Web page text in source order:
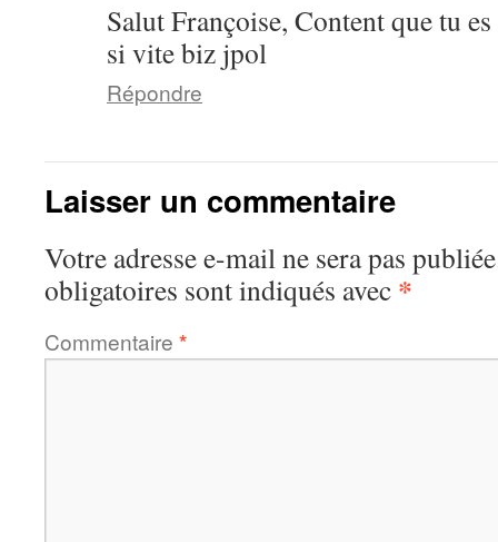
Salut Françoise, Content que tu
si vite biz jpol
Répondre
Laisser un commentaire
Votre adresse e-mail ne sera pas
obligatoires sont indiqués avec *
Commentaire *